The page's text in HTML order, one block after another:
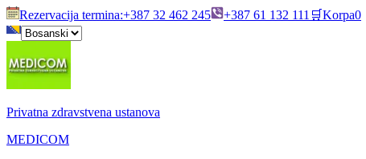
Rezervacija termina:+387 32 462 245 +387 61 132 111 🛒Korpa0
Privatna zdravstvena ustanova
MEDICOM